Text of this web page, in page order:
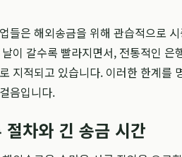
들은 해외송금을 위해 관습적으로
이 갈수록 빨라지면서, 전통적인
지적되고 있습니다. 이러한 한계를
음입니다.
절차와 긴 송금 시간